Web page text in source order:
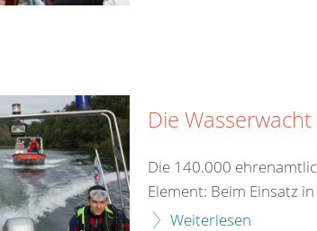
Die Wasserwacht
Die 140.000
Element: Beim Einsatz
Weiterlesen